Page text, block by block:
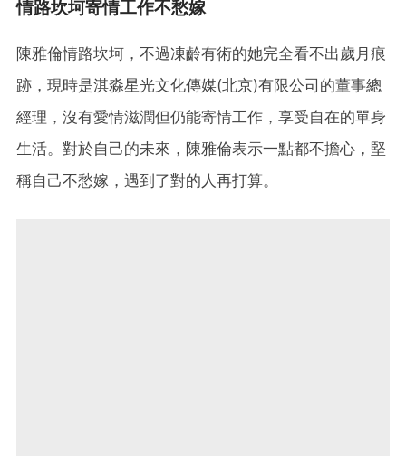
情路坎坷寄情工作不愁嫁
陳雅倫情路坎坷，不過凍齡有術的她完全看不出歲月痕
跡，現時是淇淼星光文化傳媒(北京)有限公司的董事總
經理，沒有愛情滋潤但仍能寄情工作，享受自在的單身
生活。對於自己的未來，陳雅倫表示一點都不擔心，堅
稱自己不愁嫁，遇到了對的人再打算。